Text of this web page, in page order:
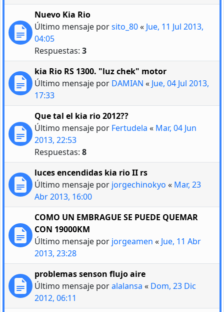
Nuevo Kia Rio
Último mensaje porsito_80« Jue, 11 Jul 2013,
04:05
Respuestas: 3
kia Rio RS 1300. "luz chek" motor
Último mensaje por DAMIAN « Jue, 04 Jul 2013,
17:33
Que tal el kia rio 2012??
Último mensaje por Fertudela « Mar, 04 Jun
2013, 22:53
Respuestas: 8
luces encendidas kia rio II rs
Último mensaje por jorgechinokyo « Mar, 23
Abr 2013, 16:00
COMO UN EMBRAGUE SE PUEDE QUEMAR
CON 19000KM
Último mensaje por jorgeamen « Jue, 11 Abr
2013, 23:28
problemas senson flujo aire
Último mensaje poralalansa « Dom, 23 Dic
2012, 06:11